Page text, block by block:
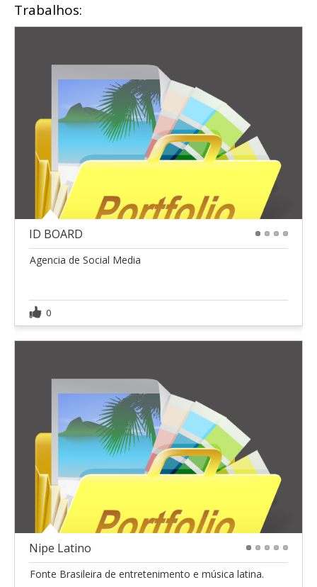
Trabalhos:
ID BOARD
Agencia de Social Media
0
Nipe Latino
Fonte Brasileira de entretenimento e música latina.